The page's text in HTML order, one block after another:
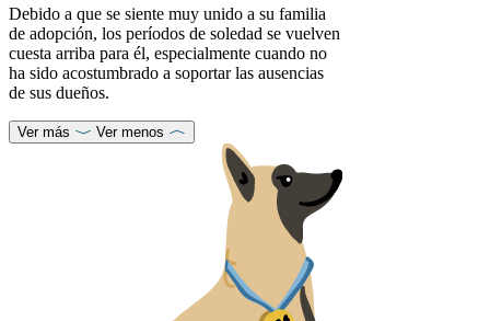
Debido a que se siente muy unido a su familia
de adopción, los períodos de soledad se vuelven
cuesta arriba para él, especialmente cuando no
ha sido acostumbrado a soportar las ausencias
de sus dueños.
Ver más Ver menos